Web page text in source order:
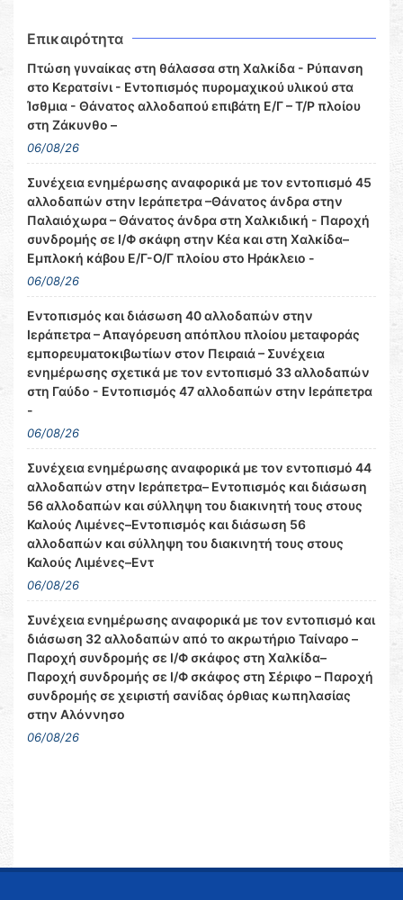
Επικαιρότητα
Πτώση γυναίκας στη θάλασσα στη Χαλκίδα - Ρύπανση
στο Κερατσίνι - Εντοπισμός πυρομαχικού υλικού στα
Ίσθμια - Θάνατος αλλοδαπού επιβάτη Ε/Γ – Τ/Ρ πλοίου
στη Ζάκυνθο –
06/08/26
Συνέχεια ενημέρωσης αναφορικά με τον εντοπισμό 45
αλλοδαπών στην Ιεράπετρα –Θάνατος άνδρα στην
Παλαιόχωρα – Θάνατος άνδρα στη Χαλκιδική - Παροχή
συνδρομής σε Ι/Φ σκάφη στην Κέα και στη Χαλκίδα–
Εμπλοκή κάβου Ε/Γ-Ο/Γ πλοίου στο Ηράκλειο -
06/08/26
Εντοπισμός και διάσωση 40 αλλοδαπών στην
Ιεράπετρα – Απαγόρευση απόπλου πλοίου μεταφοράς
εμπορευματοκιβωτίων στον Πειραιά – Συνέχεια
ενημέρωσης σχετικά με τον εντοπισμό 33 αλλοδαπών
στη Γαύδο - Εντοπισμός 47 αλλοδαπών στην Ιεράπετρα
-
06/08/26
Συνέχεια ενημέρωσης αναφορικά με τον εντοπισμό 44
αλλοδαπών στην Ιεράπετρα– Εντοπισμός και διάσωση
56 αλλοδαπών και σύλληψη του διακινητή τους στους
Καλούς Λιμένες–Εντοπισμός και διάσωση 56
αλλοδαπών και σύλληψη του διακινητή τους στους
Καλούς Λιμένες–Εντ
06/08/26
Συνέχεια ενημέρωσης αναφορικά με τον εντοπισμό και
διάσωση 32 αλλοδαπών από το ακρωτήριο Ταίναρο –
Παροχή συνδρομής σε Ι/Φ σκάφος στη Χαλκίδα–
Παροχή συνδρομής σε Ι/Φ σκάφος στη Σέριφο – Παροχή
συνδρομής σε χειριστή σανίδας όρθιας κωπηλασίας
στην Αλόννησο
06/08/26